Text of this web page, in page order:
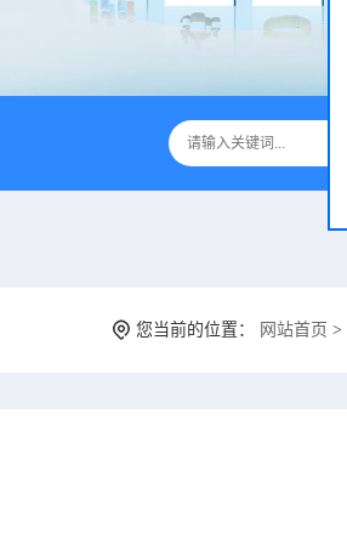
您当前的位置： 网站首页 >